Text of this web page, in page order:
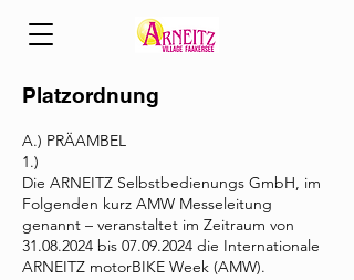
Platzordnung
A.) PRÄAMBEL
1.)
Die ARNEITZ Selbstbedienungs GmbH, im
Folgenden kurz AMW Messeleitung
genannt – veranstaltet im Zeitraum von
31.08.2024 bis 07.09.2024 die Internationale
ARNEITZ motorBIKE Week (AMW).